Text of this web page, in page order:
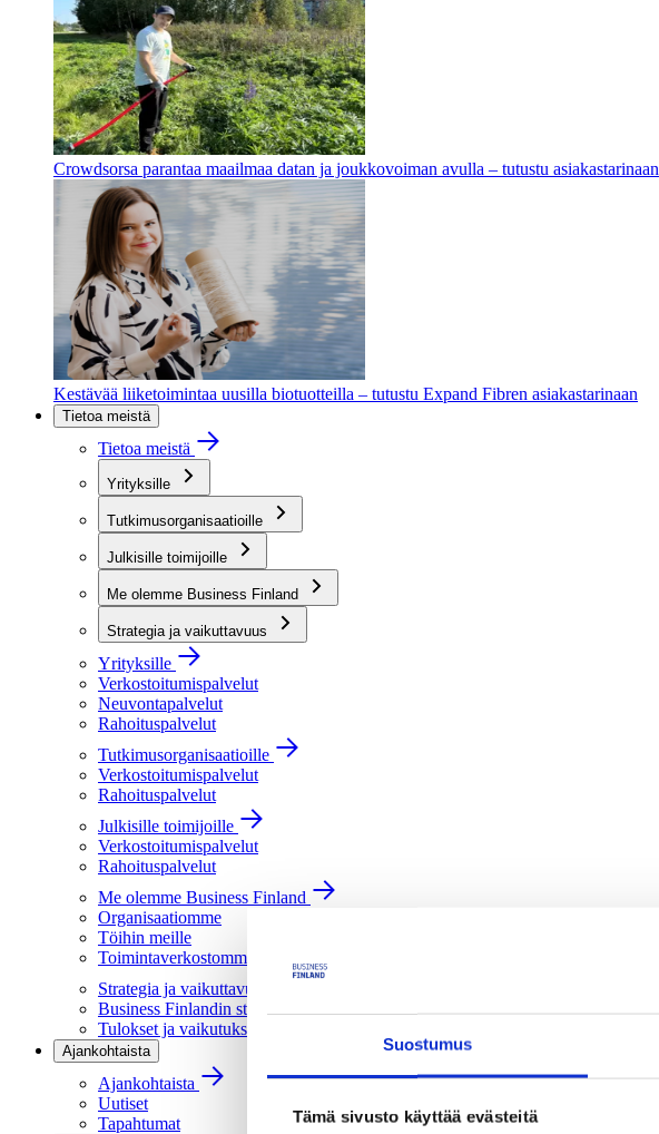
Suostumus
Tämä sivusto käyttää evästeitä
Crowdsorsa parantaa maailmaa datan ja joukkovoiman avulla – tutustu asiakastarinaan
Kestävää liiketoimintaa uusilla biotuotteilla – tutustu Expand Fibren asiakastarinaan
Tietoa meistä
Tietoa meistä
Yrityksille
Tutkimusorganisaatioille
Julkisille toimijoille
Me olemme Business Finland
Strategia ja vaikuttavuus
Yrityksille
Verkostoitumispalvelut
Neuvontapalvelut
Rahoituspalvelut
Tutkimusorganisaatioille
Verkostoitumispalvelut
Rahoituspalvelut
Julkisille toimijoille
Verkostoitumispalvelut
Rahoituspalvelut
Me olemme Business Finland
Organisaatiomme
Töihin meille
Toimintaverkostomme
Strategia ja vaikuttavuus
Business Finlandin strategia 2030
Tulokset ja vaikutukset
Ajankohtaista
Ajankohtaista
Uutiset
Tapahtumat